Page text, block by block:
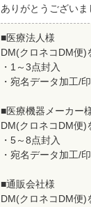
ありがとうございま
■医療法人様
DM(クロネコDM便)
・1～3点封入
・宛名データ加工/
■医療機器メーカー
DM(クロネコDM便)
・5～8点封入
・宛名データ加工/
■通販会社様
DM(クロネコDM便)